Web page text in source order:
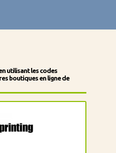
utilisant les codes
boutiques en ligne de